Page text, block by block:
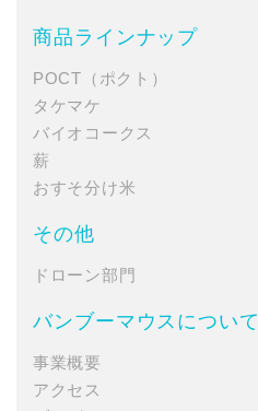
商品ラインナップ
POCT（ポクト）
タケマケ
バイオコークス
薪
おすそ分け米
その他
ドローン部門
バンブーマウスについて
事業概要
アクセス